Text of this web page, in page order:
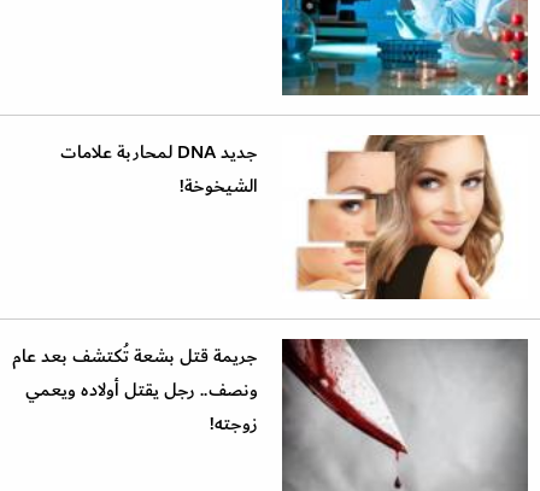
جديد DNA لمحاربة علامات
الشيخوخة!
جريمة قتل بشعة تُكتشف بعد عام
ونصف.. رجل يقتل أولاده ويعمي
زوجته!